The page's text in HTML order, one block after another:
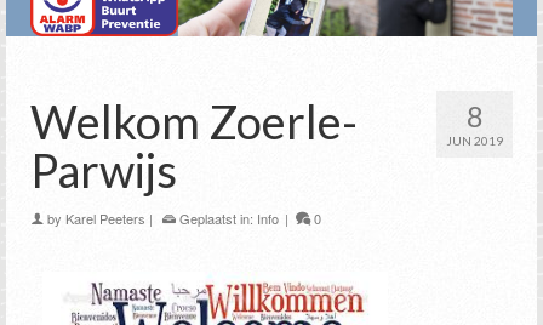
8
JUN 2019
Welkom Zoerle-
Parwijs
by Karel Peeters | Geplaatst in: Info | 0